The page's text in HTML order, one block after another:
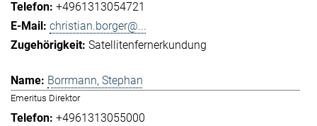
+4961313054721
christian.borger@...
Satellitenfernerkundung
Borrmann, Stephan
Emeritus Direktor
+4961313055000